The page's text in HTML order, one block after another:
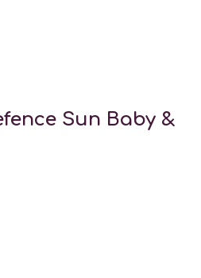
Sun Baby &